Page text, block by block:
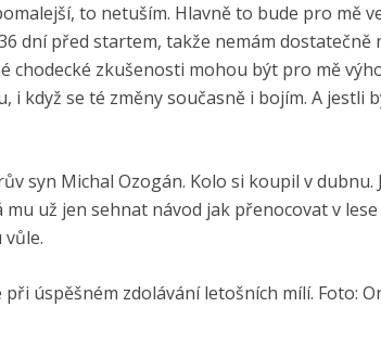
to netuším. Hlavně to bude pro mě
dní před startem, takže nemám dostatečně
chodecké zkušenosti mohou být pro mě
když se té změny současně i bojím. A jestli
syn Michal Ozogán. Kolo si koupil v dubnu.
už jen sehnat návod jak přenocovat v
úspěšném zdolávání letošních mílí. Foto: